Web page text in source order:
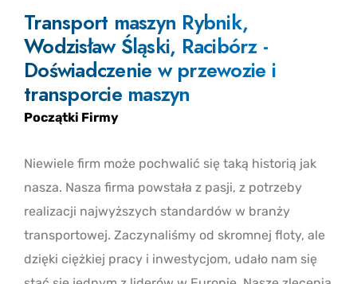
Transport maszyn Rybnik,
Wodzisław Śląski, Racibórz -
Doświadczenie w przewozie i
transporcie maszyn
Początki Firmy
Niewiele firm może pochwalić się taką historią jak
nasza. Nasza firma powstała z pasji, z potrzeby
realizacji najwyższych standardów w branży
transportowej. Zaczynaliśmy od skromnej floty, ale
dzięki ciężkiej pracy i inwestycjom, udało nam się